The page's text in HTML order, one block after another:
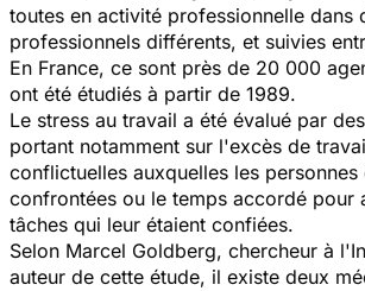
toutes en activité professionnelle dans
professionnels différents, et suivies
En France, ce sont près de 20 000
ont été étudiés à partir de 1989.
Le stress au travail a été évalué par
portant notamment sur l'excès de
conflictuelles auxquelles les personnes
confrontées ou le temps accordé pour
tâches qui leur étaient confiées.
Selon Marcel Goldberg, chercheur à
auteur de cette étude, il existe deux